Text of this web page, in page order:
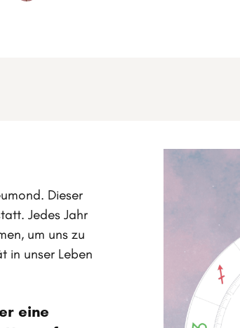
Dieser
Jedes Jahr
um uns zu
in unser Leben
eine